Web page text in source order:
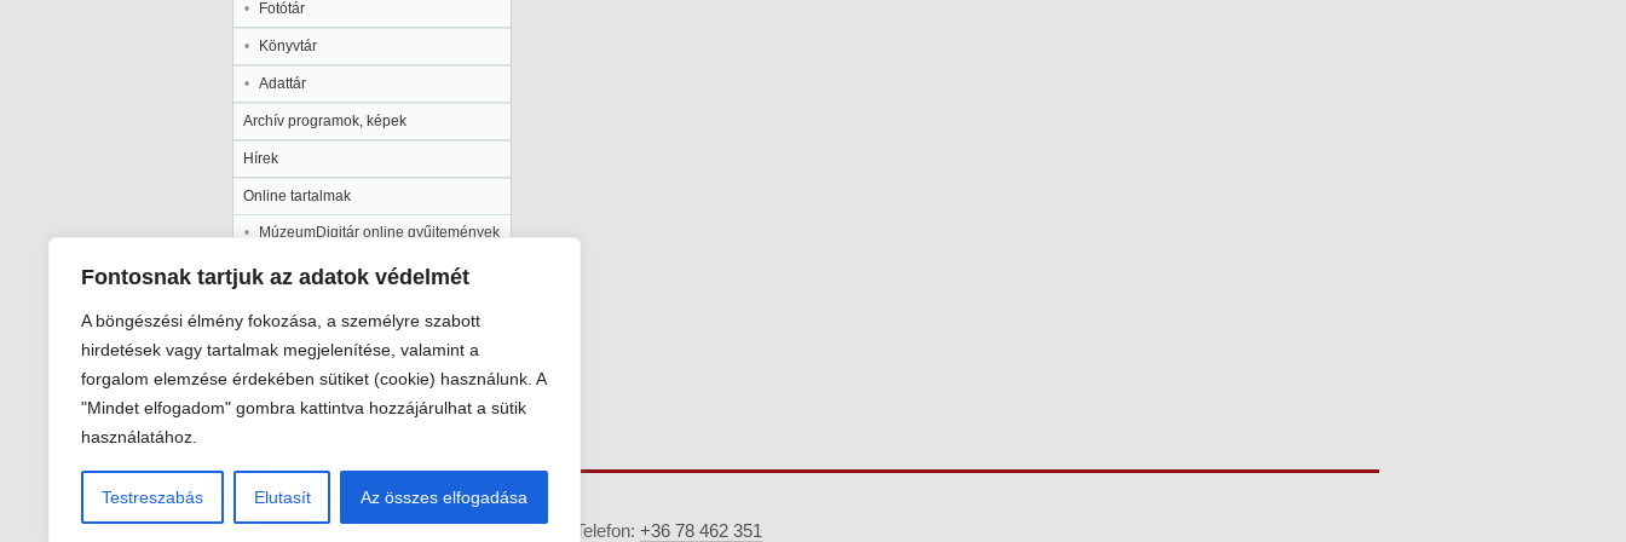
Fontosnak tartjuk az adatok védelmét
A böngészési élmény fokozása, a személyre szabott
hirdetések vagy tartalmak megjelenítése, valamint a
forgalom elemzése érdekében sütiket (cookie) használunk. A
"Mindet elfogadom" gombra kattintva hozzájárulhat a sütik
használatához.
Testreszabás Elutasít Az összes elfogadása
Fotótár
Könyvtár
Adattár
Archív programok, képek
Hírek
Online tartalmak
MúzeumDigitár online gyűjtemények
Kalocsai Települési Értéktár
Múzeumpedagógia
Pályázatok
Galéria
Viski Károly Múzeum Kalocsa
6300 Kalocsa, Szent István király út 25. · Telefon: +36 78 462 351